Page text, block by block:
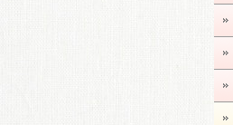
ﾄﾞ